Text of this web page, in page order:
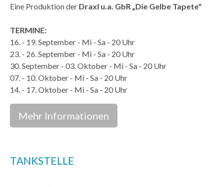
Eine Produktion der Draxl u.a. GbR „Die Gelbe Tapete"
TERMINE:
16. - 19. September - Mi - Sa - 20 Uhr
23. - 26. September - Mi - Sa - 20 Uhr
30. September - 03. Oktober - Mi - Sa - 20 Uhr
07. - 10. Oktober - Mi - Sa - 20 Uhr
14. - 17. Oktober - Mi - Sa - 20 Uhr
Mehr Informationen
TANKSTELLE